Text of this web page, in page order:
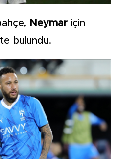
Neymar için
bulundu.